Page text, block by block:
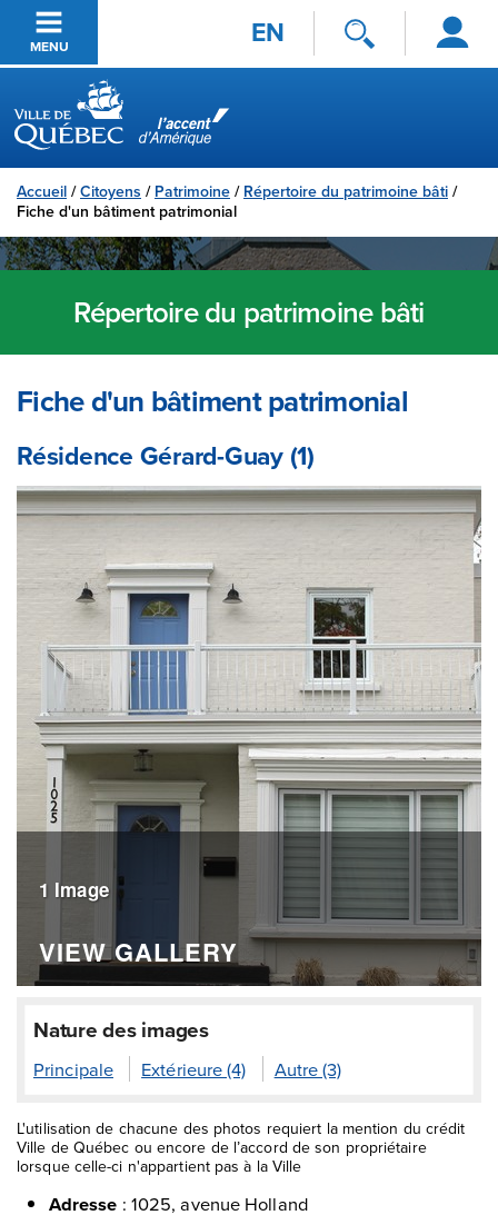
Passer au contenu principal
MENU EN
Se
connecter
Ville de Québec
Accueil /Citoyens / Patrimoine / Répertoire du patrimoine bâti /
Fiche d'un bâtiment patrimonial
Répertoire du patrimoine bâti
Fiche d'un bâtiment patrimonial
Résidence Gérard-Guay (1)
1 Image
VIEW GALLERY
Nature des images
Principale Extérieure (4) Autre (3)
L'utilisation de chacune des photos requiert la mention du crédit
Ville de Québec ou encore de l’accord de son propriétaire
lorsque celle-ci n'appartient pas à la Ville
Adresse : 1025, avenue Holland